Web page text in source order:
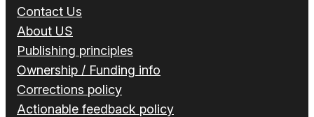
Contact Us
About US
Publishing principles
Ownership / Funding info
Corrections policy
Actionable feedback policy